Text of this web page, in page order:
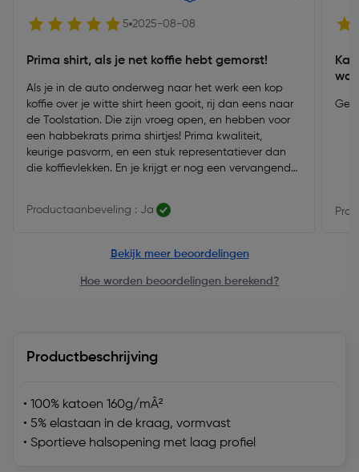
5 2025-08-08
Prima shirt, als je net koffie hebt gemorst!
Als je in de auto onderweg naar het werk een kop
koffie over je witte shirt heen gooit, rij dan eens naar
de Toolstation. Die zijn vroeg open, en hebben voor
een habbekrats prima shirtjes! Prima kwaliteit,
keurige pasvorm, en een stuk representatiever dan
die koffievlekken. En je krijgt er nog een vervangende
Productaanbeveling : Ja
Bekijk meer beoordelingen
Hoe worden beoordelingen berekend?
Productbeschrijving
• 100% katoen 160g/mÂ²
• 5% elastaan in de kraag, vormvast
• Sportieve halsopening met laag profiel